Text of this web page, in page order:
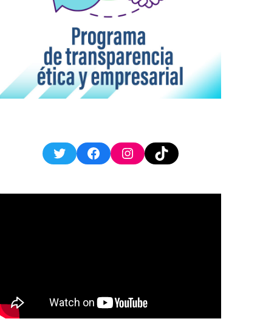
TwitterFacebookInstagram
TikTok